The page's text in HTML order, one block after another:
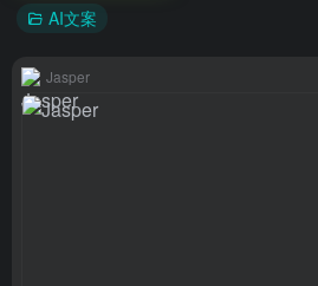
AI文案
Jasper